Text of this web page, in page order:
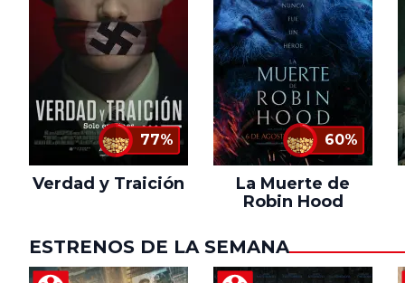
77%
Verdad y Traición
60%
La Muerte de
Robin Hood
ESTRENOS DE LA SEMANA